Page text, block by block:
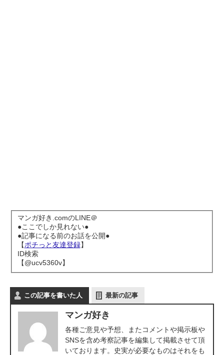
マンガ好き.comのLINE＠
●ここでしか見れない●
●記事になる前のお話を公開●
【ポチっと友達登録】
ID検索
【@ucv5360v】
この記事を書いた人 最新の記事
マンガ好き
各種ご意見や予想、またコメントや掲示板や
SNSを含め考察記事を編集して掲載させて頂
いております。史実が必要なものはそれをも